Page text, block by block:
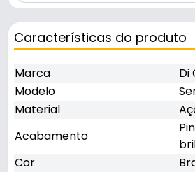
Características do produto
Marca
Di
Modelo
Material
Acabamento
Cor